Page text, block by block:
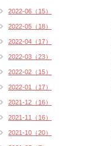
2022-06（15）
2022-05（18）
2022-04（17）
2022-03（23）
2022-02（15）
2022-01（17）
2021-12（16）
2021-11（16）
2021-10（20）